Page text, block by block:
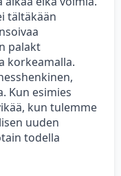
tältäkään
palakt
korkeamalla.
Kun esimies
kun tulemme
uuden
todella